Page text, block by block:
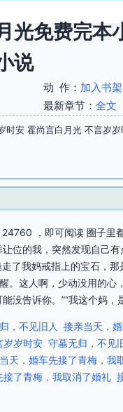
光免费完本
说
动 作： 加入书架
最新章节： 全文
时安 霍尚言白月光 不言岁
，即可阅读 圈子里
位的我，突然发现自己
了我妈戒指上的宝石，
这人啊，少动没用的心
诉你。”“我这个妈，
，不见旧人 接亲当天，
岁岁时安 守墓无归，不见
天，婚车先接了青梅，我
了青梅，我取消了婚礼